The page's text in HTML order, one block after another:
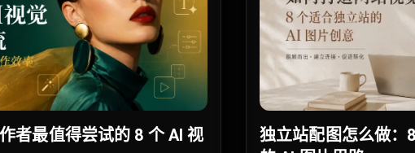
者最值得尝试的 8 个 AI 视
独立站配图怎么做：